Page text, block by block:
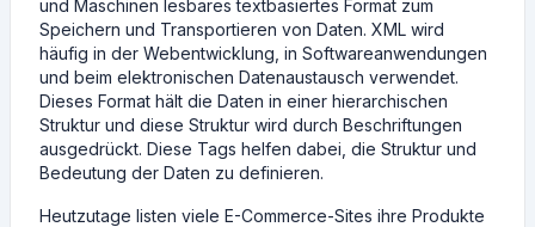
und Maschinen lesbares textbasiertes Format zum
Speichern und Transportieren von Daten. XML wird
häufig in der Webentwicklung, in Softwareanwendungen
und beim elektronischen Datenaustausch verwendet.
Dieses Format hält die Daten in einer hierarchischen
Struktur und diese Struktur wird durch Beschriftungen
ausgedrückt. Diese Tags helfen dabei, die Struktur und
Bedeutung der Daten zu definieren.
Heutzutage listen viele E-Commerce-Sites ihre Produkte